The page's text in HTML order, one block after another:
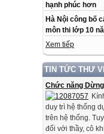
hạnh phúc hơn
Hà Nội công bố
môn thi lớp 10
Xem tiếp
TIN TỨC THƯ
Chức năng
duy trì hệ thống
trên hệ thống.
đối với thầy, cô